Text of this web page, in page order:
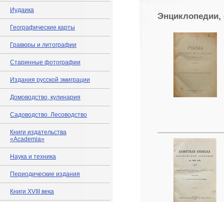
Иудаика
Географические карты
Гравюры и литографии
Старинные фотографии
Издания русской эмиграции
Домоводство, кулинария
Садоводство. Лесоводство
Книги издательства
«Academia»
Наука и техника
Периодические издания
Книги XVIII века
Энциклопедии,